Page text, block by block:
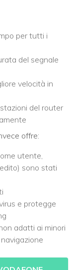
per tutti i
del segnale
velocità in
del router
offre:
utente,
sono stati
e protegge
adatti ai minori